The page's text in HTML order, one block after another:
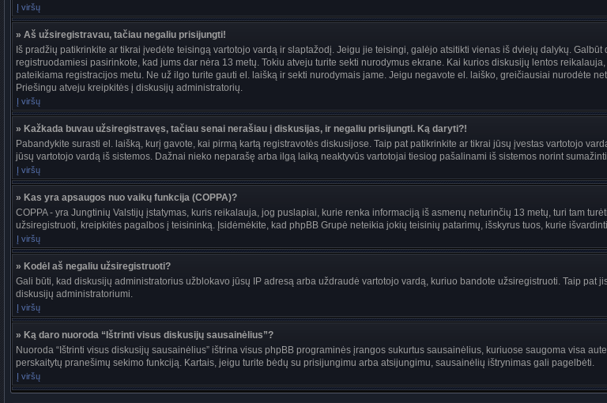
Į viršų
» Aš užsiregistravau, tačiau negaliu prisijungti!
Iš pradžių patikrinkite ar tikrai įvedėte teisingą vartotojo vardą ir slaptažodį. Jeigu jie teisingi, galėjo atsitikti vienas iš dviejų dalykų.
registruodamiesi pasirinkote, kad jums dar nėra 13 metų. Tokiu atveju turite sekti nurodymus ekrane. Kai kurios diskusijų lentos
pateikiama registracijos metu. Ne už ilgo turite gauti el. laišką ir sekti nurodymais jame. Jeigu negavote el. laiško, greičiausiai nurodėte
Priešingu atveju kreipkitės į diskusijų administratorių.
Į viršų
» Kažkada buvau užsiregistravęs, tačiau senai nerašiau į diskusijas, ir negaliu prisijungti. Ką daryti?!
Pabandykite surasti el. laišką, kurį gavote, kai pirmą kartą registravotės diskusijose. Taip pat patikrinkite ar tikrai jūsų įvestas vartotojo
jūsų vartotojo vardą iš sistemos. Dažnai nieko neparašę arba ilgą laiką neaktyvūs vartotojai tiesiog pašalinami iš sistemos norint
Į viršų
» Kas yra apsaugos nuo vaikų funkcija (COPPA)?
COPPA - yra Jungtinių Valstijų įstatymas, kuris reikalauja, jog puslapiai, kurie renka informaciją iš asmenų neturinčių 13 metų, turi tam
užsiregistruoti, kreipkitės pagalbos į teisininką. Įsidėmėkite, kad phpBB Grupė neteikia jokių teisinių patarimų, išskyrus tuos, kurie
Į viršų
» Kodėl aš negaliu užsiregistruoti?
Gali būti, kad diskusijų administratorius užblokavo jūsų IP adresą arba uždraudė vartotojo vardą, kuriuo bandote užsiregistruoti. Taip
diskusijų administratoriumi.
Į viršų
» Ką daro nuoroda “Ištrinti visus diskusijų sausainėlius”?
Nuoroda “Ištrinti visus diskusijų sausainėlius” ištrina visus phpBB programinės įrangos sukurtus sausainėlius, kuriuose saugoma visa
perskaitytų pranešimų sekimo funkciją. Kartais, jeigu turite bėdų su prisijungimu arba atsijungimu, sausainėlių ištrynimas gali pagelbėti.
Į viršų